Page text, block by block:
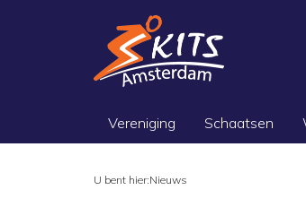
Vereniging Schaatsen
U bent hier:Nieuws